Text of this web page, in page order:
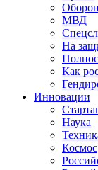
МВД
На
Как
Инновации
Наука
Космос